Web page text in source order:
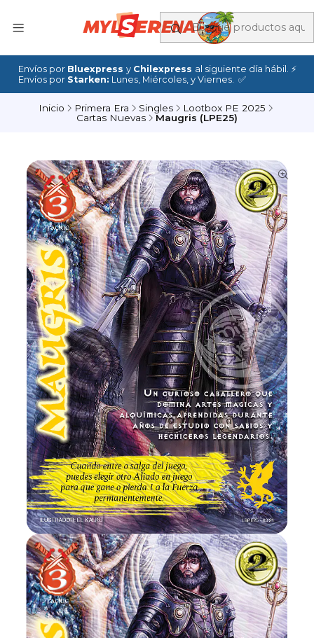
Envíos por Bluexpress y Chilexpress al siguiente día hábil. ⚡
Envíos por Starken: Lunes, Miércoles, y Viernes. ✅
Inicio Primera Era Singles
Lootbox PE 2025
Cartas Nuevas
Maugris (LPE25)